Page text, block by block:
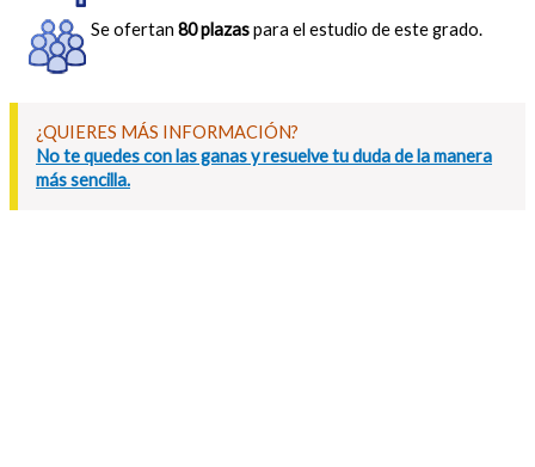
Se ofertan 80 plazaspara el estudio de este grado.
¿QUIERES MÁS INFORMACIÓN?
No te quedes con las ganas y resuelve tu duda de la manera
más sencilla.